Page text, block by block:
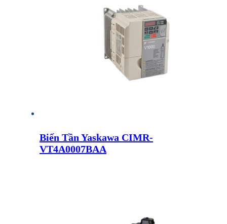
Biến Tần Yaskawa CIMR-
VT4A0007BAA